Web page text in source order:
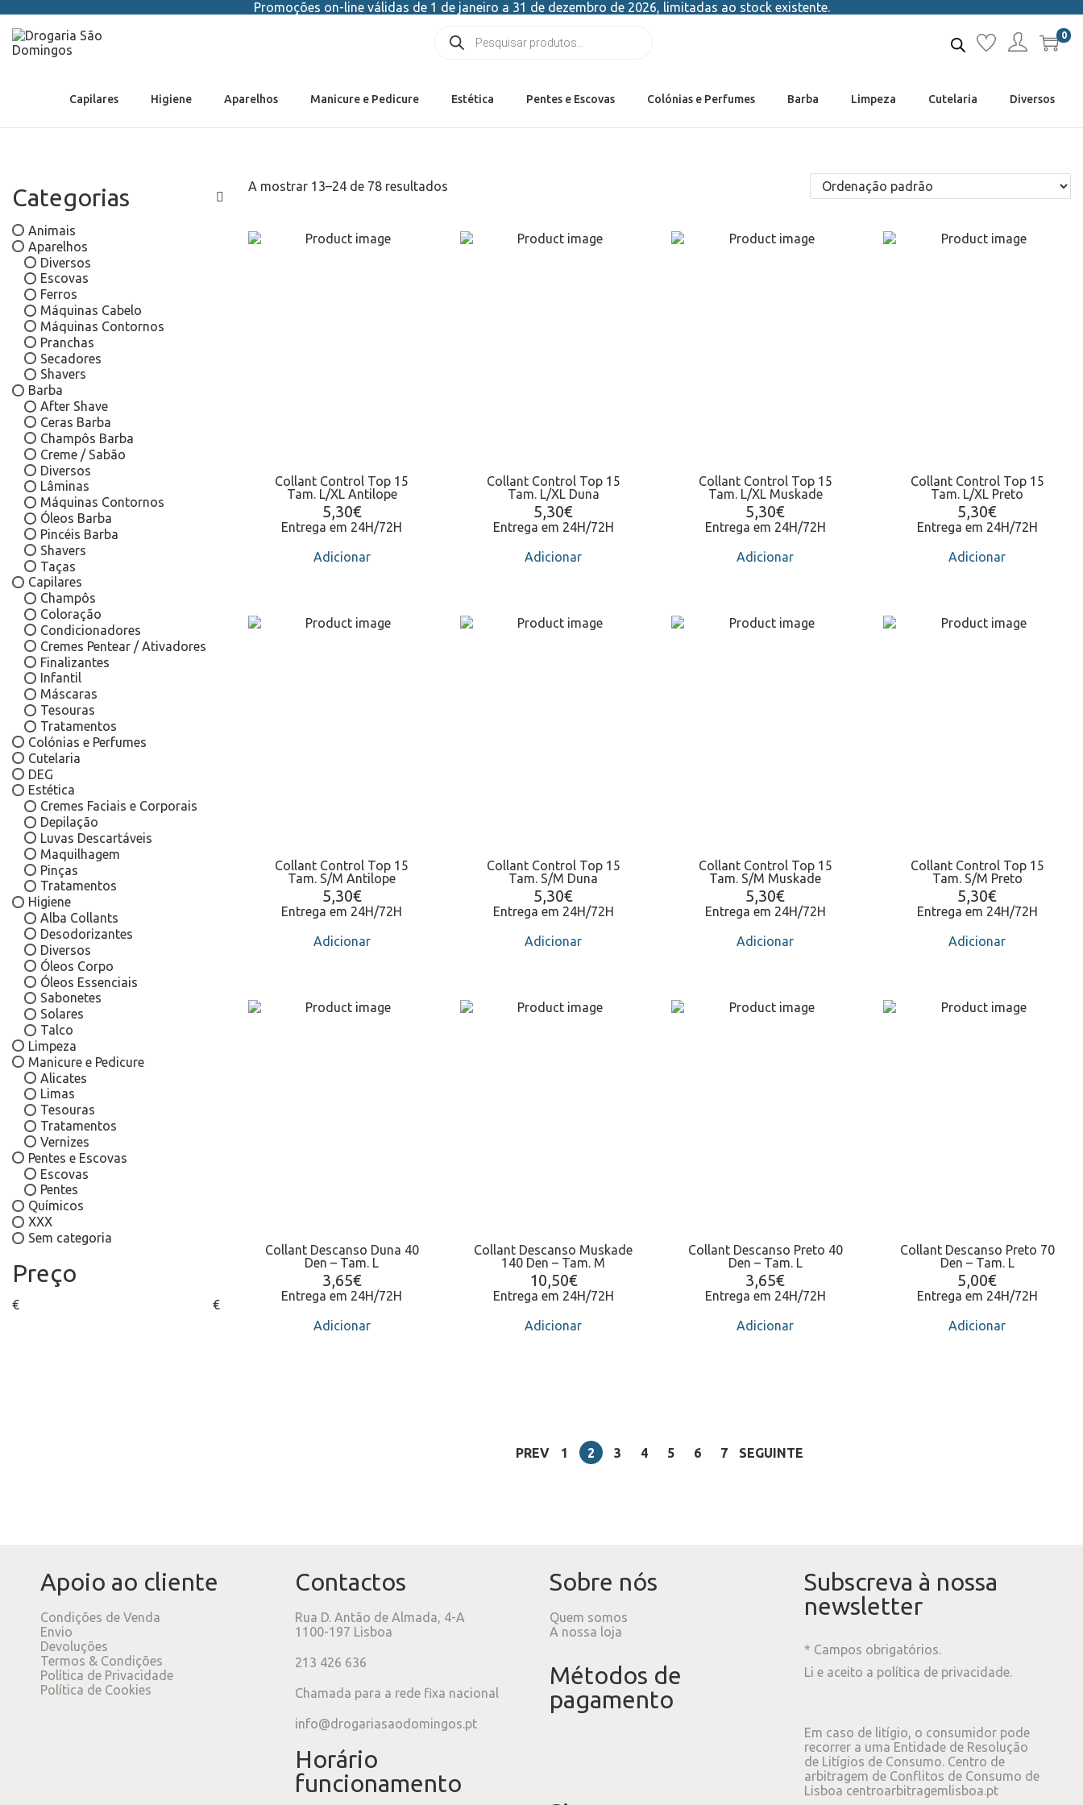
Promoções on-line válidas de 1 de janeiro a 31 de dezembro de 2026, limitadas ao stock existente.
0
Capilares Higiene Aparelhos Manicure e Pedicure Estética Pentes e Escovas Colónias e Perfumes Barba Limpeza Cutelaria Diversos
A mostrar 13–24de 78 resultados
Collant Control Top 15
Tam. L/XL Antilope
5,30€
Entrega em 24H/72H
Adicionar
Collant Control Top 15
Tam. L/XL Duna
5,30€
Entrega em 24H/72H
Adicionar
Collant Control Top 15
Tam. L/XL Muskade
5,30€
Entrega em 24H/72H
Adicionar
Collant Control Top 15
Tam. L/XL Preto
5,30€
Entrega em 24H/72H
Adicionar
Collant Control Top 15
Tam. S/M Antilope
5,30€
Entrega em 24H/72H
Adicionar
Collant Control Top 15
Tam. S/M Duna
5,30€
Entrega em 24H/72H
Adicionar
Collant Control Top 15
Tam. S/M Muskade
5,30€
Entrega em 24H/72H
Adicionar
Collant Control Top 15
Tam. S/M Preto
5,30€
Entrega em 24H/72H
Adicionar
Collant Descanso Duna 40
Den – Tam. L
3,65€
Entrega em 24H/72H
Adicionar
Collant Descanso Muskade
140 Den – Tam. M
10,50€
Entrega em 24H/72H
Adicionar
Collant Descanso Preto 40
Den – Tam. L
3,65€
Entrega em 24H/72H
Adicionar
Collant Descanso Preto 70
Den – Tam. L
5,00€
Entrega em 24H/72H
Adicionar
PREV 1 2 3 4 5 6 7 SEGUINTE
Categorias
Animais
Aparelhos
Diversos
Escovas
Ferros
Máquinas Cabelo
Máquinas Contornos
Pranchas
Secadores
Shavers
Barba
After Shave
Ceras Barba
Champôs Barba
Creme / Sabão
Diversos
Lâminas
Máquinas Contornos
Óleos Barba
Pincéis Barba
Shavers
Taças
Capilares
Champôs
Coloração
Condicionadores
Cremes Pentear / Ativadores
Finalizantes
Infantil
Máscaras
Tesouras
Tratamentos
Colónias e Perfumes
Cutelaria
DEG
Estética
Cremes Faciais e Corporais
Depilação
Luvas Descartáveis
Maquilhagem
Pinças
Tratamentos
Higiene
Alba Collants
Desodorizantes
Diversos
Óleos Corpo
Óleos Essenciais
Sabonetes
Solares
Talco
Limpeza
Manicure e Pedicure
Alicates
Limas
Tesouras
Tratamentos
Vernizes
Pentes e Escovas
Escovas
Pentes
Químicos
XXX
Sem categoria
Preço
€ €
Apoio ao cliente
Condições de Venda
Envio
Devoluções
Termos & Condições
Política de Privacidade
Política de Cookies
Contactos
Rua D. Antão de Almada, 4-A
1100-197 Lisboa
213 426 636
Chamada para a rede fixa nacional
info@drogariasaodomingos.pt
Horário
funcionamento
Sobre nós
Quem somos
A nossa loja
Métodos de
pagamento
Subscreva à nossa
newsletter
* Campos obrigatórios.
Li e aceito a política de privacidade.
Em caso de litígio, o consumidor pode
recorrer a uma Entidade de Resolução
de Litígios de Consumo. Centro de
arbitragem de Conflitos de Consumo de
Lisboa centroarbitragemlisboa.pt